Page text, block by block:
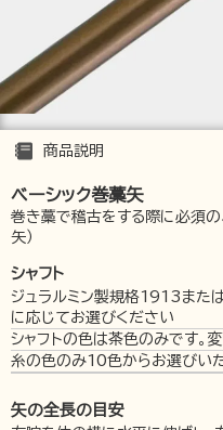
商品説明
ベーシック巻藁矢
巻き藁で稽古をする際に必須の
矢）
シャフト
ジュラルミン製規格1913また
に応じてお選びください
シャフトの色は茶色のみです。
糸の色のみ10色からお選びい
矢の全長の目安